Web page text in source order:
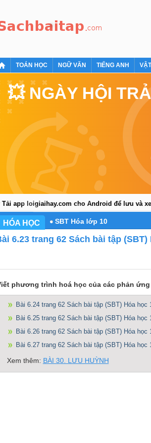
TOÁN HỌC NGỮ VĂN TIẾNG ANH
💥 NGÀY HỘI
Tải app loigiaihay.com cho Android để lưu và
HÓA HỌC SBT Hóa lớp 10
6.23 trang 62 Sách bài tập (SBT)
phương trình hoá học của các phản
Bài 6.24 trang 62 Sách bài tập (SBT) Hóa học
Bài 6.25 trang 62 Sách bài tập (SBT) Hóa học
Bài 6.26 trang 62 Sách bài tập (SBT) Hóa học
Bài 6.27 trang 62 Sách bài tập (SBT) Hóa học
Xem thêm: BÀI 30. LƯU HUỲNH